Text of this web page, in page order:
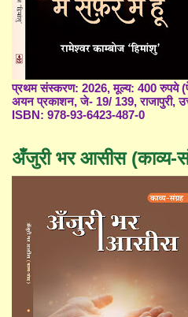
प्रथम संस्करण: 2026, मूल्य: 400 रुपये
अयन प्रकाशन, जे- 19/ 139, राजापुरी,
ISBN: 978-93-6423-487-0
अँजुरी भर आसीस (काव्य-